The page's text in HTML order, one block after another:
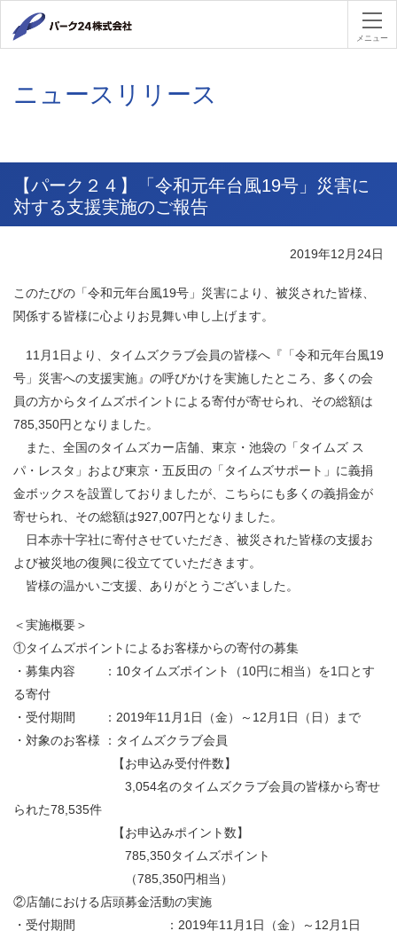
パーク２
メニュー
ニュースリリース
【パーク２４】「令和元年台風19号」災害に
対する支援実施のご報告
2019年12月24日
このたびの「令和元年台風19号」災害により、被災された皆様、
関係する皆様に心よりお見舞い申し上げます。
11月1日より、タイムズクラブ会員の皆様へ『「令和元年台風19
号」災害への支援実施』の呼びかけを実施したところ、多くの会
員の方からタイムズポイントによる寄付が寄せられ、その総額は
785,350円となりました。
また、全国のタイムズカー店舗、東京・池袋の「タイムズ ス
パ・レスタ」および東京・五反田の「タイムズサポート」に義捐
金ボックスを設置しておりましたが、こちらにも多くの義捐金が
寄せられ、その総額は927,007円となりました。
日本赤十字社に寄付させていただき、被災された皆様の支援お
よび被災地の復興に役立てていただきます。
皆様の温かいご支援、ありがとうございました。
＜実施概要＞
①タイムズポイントによるお客様からの寄付の募集
・募集内容 ：10タイムズポイント（10円に相当）を1口とす
る寄付
・受付期間 ：2019年11月1日（金）～12月1日（日）まで
・対象のお客様 ：タイムズクラブ会員
【お申込み受付件数】
3,054名のタイムズクラブ会員の皆様から寄せ
られた78,535件
【お申込みポイント数】
785,350タイムズポイント
（785,350円相当）
②店舗における店頭募金活動の実施
・受付期間 ：2019年11月1日（金）～12月1日